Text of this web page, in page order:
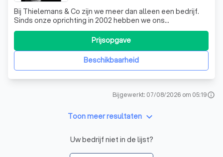
Bij Thielemans & Co zijn we meer dan alleen een bedrijf.
Sinds onze oprichting in 2002 hebben we ons
onderscheiden door onze toewijding aan kwaliteit en onze
passie voor wielrennen. Ons team, bestaande uit zowel
gevestigde renners als beloften, heeft zich keer op keer
bewezen in regionale wedstrijde
Beschikbaarheid
Prijsopgave
Bijgewerkt: 07/08/2026 om 05:19info
Toon meer resultaten keyboard_arrow_down
Uw bedrijf niet in de lijst?